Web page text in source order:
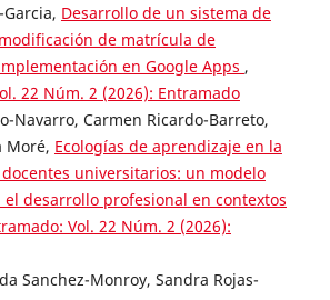
Desarrollo de un sistema de
de matrícula de
en Google Apps ,
22 Núm. 2 (2026): Entramado
Navarro, Carmen Ricardo-Barreto,
Moré, Ecologías de aprendizaje en la
universitarios: un modelo
desarrollo profesional en contextos
Vol. 22 Núm. 2 (2026):
Sanchez-Monroy, Sandra Rojas-